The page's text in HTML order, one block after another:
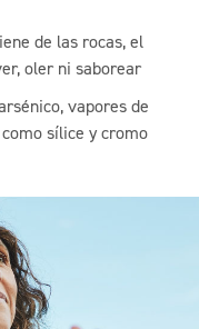
de las rocas, el
oler ni saborear
vapores de
sílice y cromo